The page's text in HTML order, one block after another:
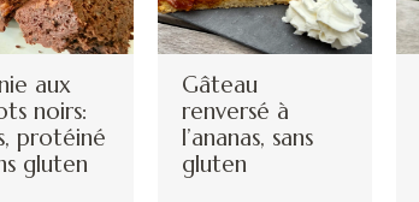
aux
noirs:
protéiné
gluten
Gâteau
renversé à
l’ananas, sans
gluten